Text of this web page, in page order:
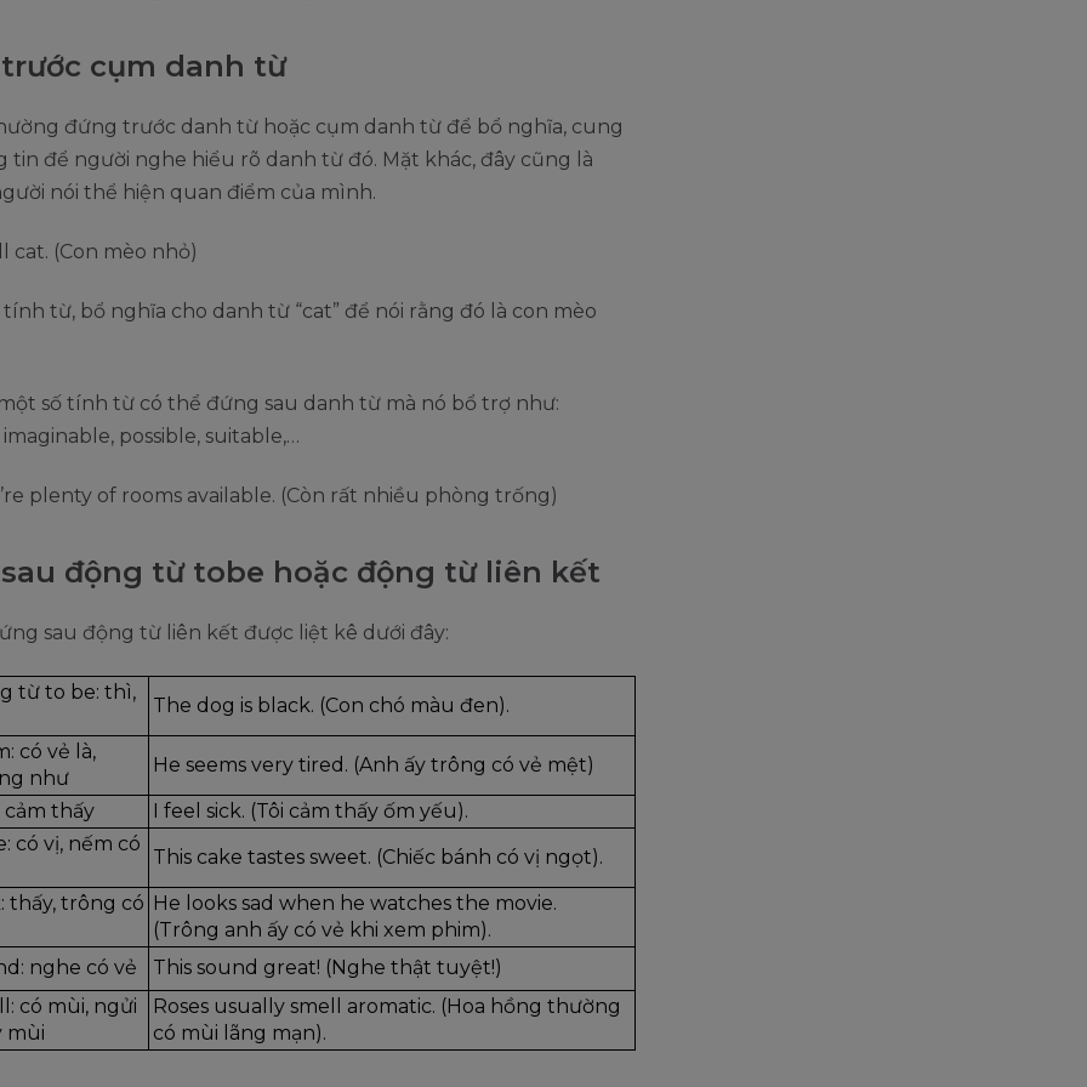
cụm danh từ
đứng trước danh từ hoặc cụm danh từ để bổ nghĩa, cung
tin để người nghe hiểu rõ danh từ đó. Mặt khác, đây cũng là
nói thể hiện quan điểm của mình.
cat. (Con mèo nhỏ)
tính từ, bổ nghĩa cho danh từ “cat” để nói rằng đó là con mèo
số tính từ có thể đứng sau danh từ mà nó bổ trợ như:
possible, suitable,…
plenty of rooms available. (Còn rất nhiều phòng trống)
động từ tobe hoặc động từ liên kết
sau động từ liên kết được liệt kê dưới đây:
từ to be: thì,
The dog is black. (Con chó màu đen).
có vẻ là,
như
He seems very tired. (Anh ấy trông có vẻ mệt)
cảm thấy
I feel sick. (Tôi cảm thấy ốm yếu).
có vị, nếm có
This cake tastes sweet. (Chiếc bánh có vị ngọt).
thấy, trông có He looks sad when he watches the movie.
(Trông anh ấy có vẻ khi xem phim).
nghe có vẻ
This sound great! (Nghe thật tuyệt!)
có mùi, ngửi
mùi
Roses usually smell aromatic. (Hoa hồng thường
có mùi lãng mạn).